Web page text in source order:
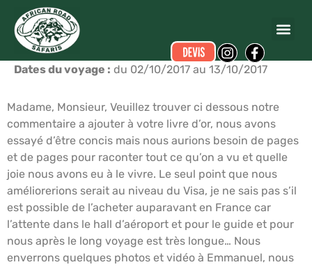
Bertrand & Charlotte CATONI – PIQUET GAUTHIERa
écrit ce commentaire.
Dates du voyage : du 02/10/2017 au 13/10/2017
Madame, Monsieur, Veuillez trouver ci dessous notre
commentaire a ajouter à votre livre d’or, nous avons
essayé d’être concis mais nous aurions besoin de pages
et de pages pour raconter tout ce qu’on a vu et quelle
joie nous avons eu à le vivre. Le seul point que nous
améliorerions serait au niveau du Visa, je ne sais pas s’il
est possible de l’acheter auparavant en France car
l’attente dans le hall d’aéroport et pour le guide et pour
nous après le long voyage est très longue… Nous
enverrons quelques photos et vidéo à Emmanuel, nous